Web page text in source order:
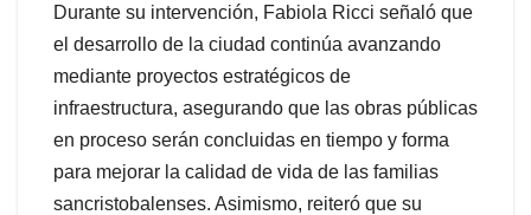
Durante su intervención, Fabiola Ricci señaló que
el desarrollo de la ciudad continúa avanzando
mediante proyectos estratégicos de
infraestructura, asegurando que las obras públicas
en proceso serán concluidas en tiempo y forma
para mejorar la calidad de vida de las familias
sancristobalenses. Asimismo, reiteró que su